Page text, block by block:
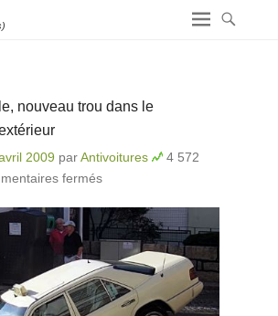
nouveau trou dans le
2009 parAntivoitures
4 572
fermés
commerce extérieur